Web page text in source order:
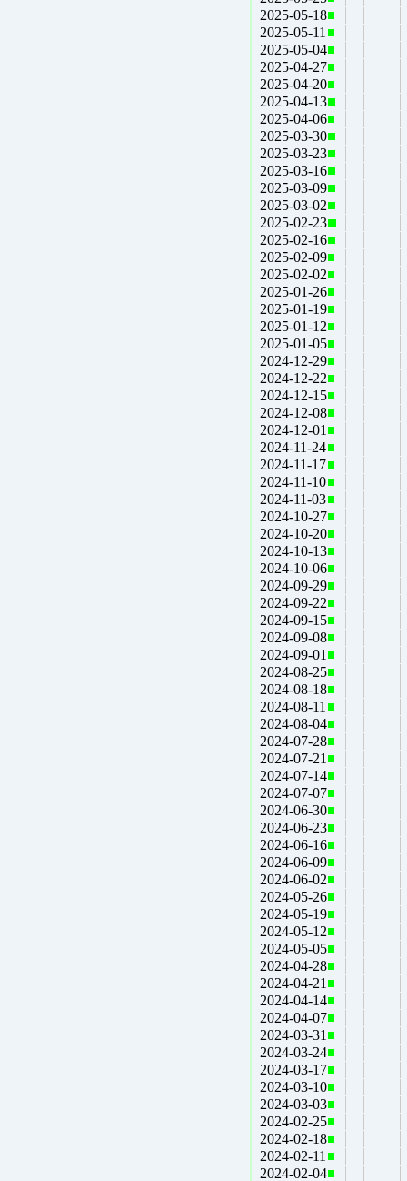
2025-05-18
2025-05-11
2025-05-04
2025-04-27
2025-04-20
2025-04-13
2025-04-06
2025-03-30
2025-03-23
2025-03-16
2025-03-09
2025-03-02
2025-02-23
2025-02-16
2025-02-09
2025-02-02
2025-01-26
2025-01-19
2025-01-12
2025-01-05
2024-12-29
2024-12-22
2024-12-15
2024-12-08
2024-12-01
2024-11-24
2024-11-17
2024-11-10
2024-11-03
2024-10-27
2024-10-20
2024-10-13
2024-10-06
2024-09-29
2024-09-22
2024-09-15
2024-09-08
2024-09-01
2024-08-25
2024-08-18
2024-08-11
2024-08-04
2024-07-28
2024-07-21
2024-07-14
2024-07-07
2024-06-30
2024-06-23
2024-06-16
2024-06-09
2024-06-02
2024-05-26
2024-05-19
2024-05-12
2024-05-05
2024-04-28
2024-04-21
2024-04-14
2024-04-07
2024-03-31
2024-03-24
2024-03-17
2024-03-10
2024-03-03
2024-02-25
2024-02-18
2024-02-11
2024-02-04